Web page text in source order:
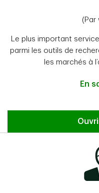
(Par
Le plus important
parmi les outils de
les marchés à
En